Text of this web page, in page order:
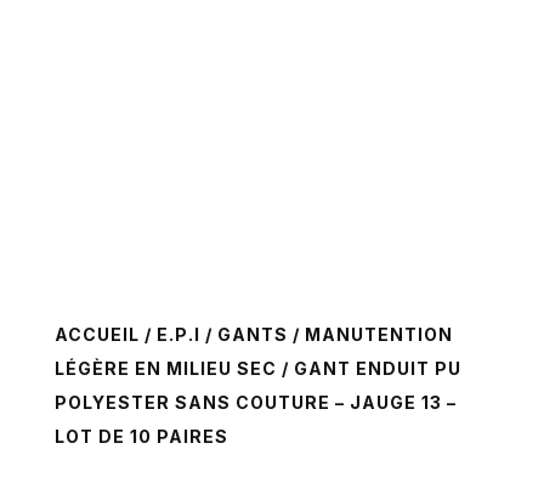
ACCUEIL / E.P.I / GANTS / MANUTENTION
LÉGÈRE EN MILIEU SEC / GANT ENDUIT PU
POLYESTER SANS COUTURE – JAUGE 13 –
LOT DE 10 PAIRES